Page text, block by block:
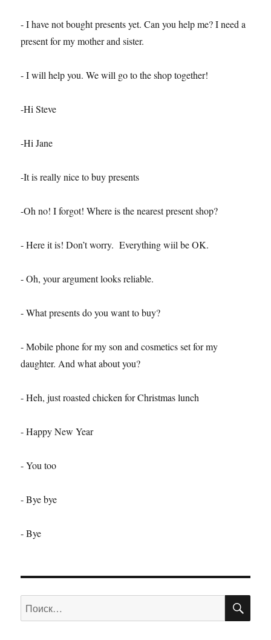
- I have not bought presents yet. Can you help me? I need a
present for my mother and sister.
- I will help you. We will go to the shop together!
-Hi Steve
-Hi Jane
-It is really nice to buy presents
-Oh no! I forgot! Where is the nearest present shop?
- Here it is! Don’t worry. Everything wiil be OK.
- Oh, your argument looks reliable.
- What presents do you want to buy?
- Mobile phone for my son and cosmetics set for my
daughter. And what about you?
- Heh, just roasted chicken for Christmas lunch
- Happy New Year
- You too
- Bye bye
- Bye
Искать: